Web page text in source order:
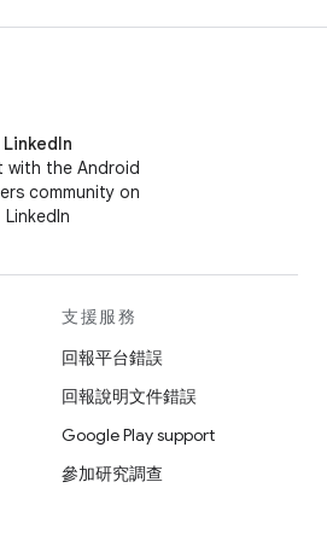
LinkedIn
with the Android
community on
LinkedIn
支援服務
回報平台錯誤
回報說明文件錯誤
Google Play support
參加研究調查